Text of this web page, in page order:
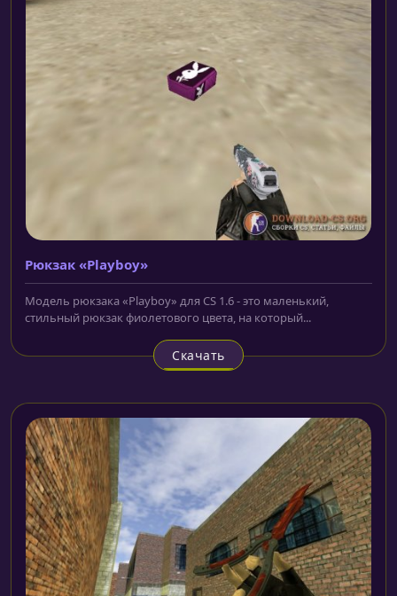
Рюкзак «Playboy»
Модель рюкзака «Playboy» для CS 1.6 - это маленький,
стильный рюкзак фиолетового цвета, на который...
Скачать